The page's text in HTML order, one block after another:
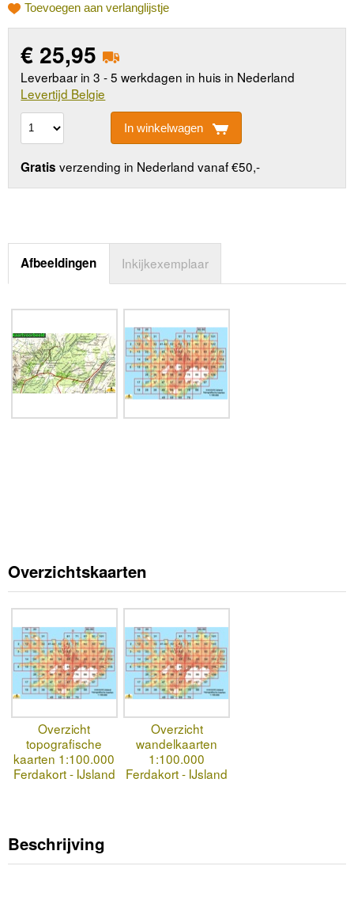
Toevoegen aan verlanglijstje
€ 25,95
Leverbaar in 3 - 5 werkdagen in huis in Nederland
Levertijd Belgie
In winkelwagen
Gratis verzending in Nederland vanaf €50,-
Afbeeldingen Inkijkexemplaar
Overzichtskaarten
Overzicht
topografische
kaarten 1:100.000
Ferdakort - IJsland
Overzicht
wandelkaarten
1:100.000
Ferdakort - IJsland
Beschrijving